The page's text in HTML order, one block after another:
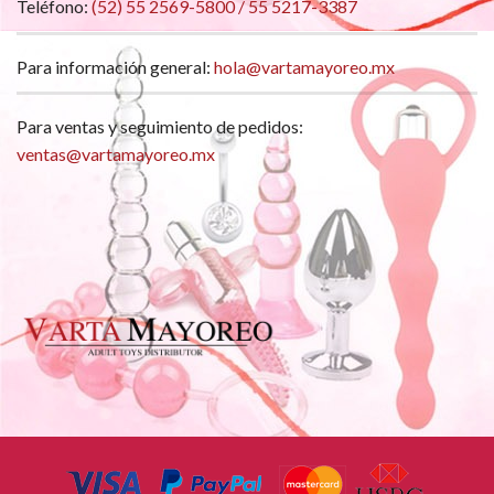
Teléfono: (52) 55 2569-5800 / 55 5217-3387
Para información general: hola@vartamayoreo.mx
Para ventas y seguimiento de pedidos:
ventas@vartamayoreo.mx